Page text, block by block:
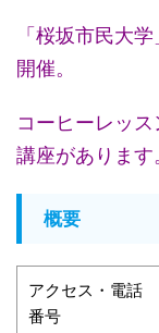
「桜坂市民大
開催。
コーヒーレッ
講座があります
概要
アクセス・電話
番号